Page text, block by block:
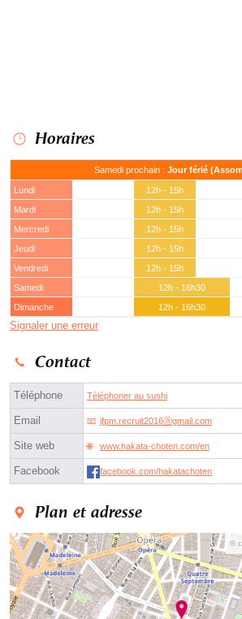
Horaires
Samedi prochain : Jour férié
Lundi 12h - 15h
Mardi
12h - 15h
Mercredi
12h - 15h
Jeudi
12h - 15h
Vendredi
12h - 15h
Samedi
12h - 16h30
Dimanche
12h - 16h30
Signaler une erreur
Contact
Téléphone Téléphoner au sushi
Email jfpm.recruit2016ⓐgmail.com
Site web www.hakata-choten.com/en
Facebook facebook.com/hakatachoten
Plan et adresse
©